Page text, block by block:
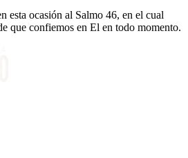
esta ocasión al Salmo 46, en el cual
que confiemos en El en todo momento.